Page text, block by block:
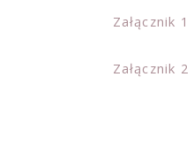
Załącznik 1
Załącznik 2